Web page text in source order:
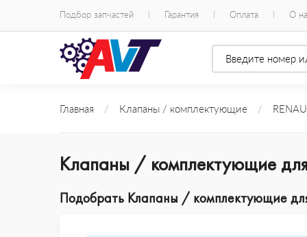
Подбор запчастей Гарантия Оплата О
Главная / Клапаны / комплектующие /
Клапаны / комплектующие для
Подобрать Клапаны / комплектующие для